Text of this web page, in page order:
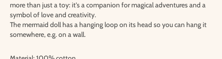
more than just a toy: it's a companion for magical adventures and a
symbol of love and creativity.
The mermaid doll has a hanging loop on its head so you can hang it
somewhere, e.g. on a wall.